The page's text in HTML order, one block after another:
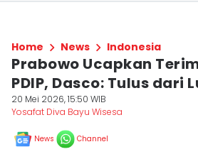
Home News Indonesia
Prabowo Ucapkan
PDIP, Dasco: Tulus dari
20 Mei 2026, 15:50 WIB
Yosafat Diva Bayu Wisesa
News Channel